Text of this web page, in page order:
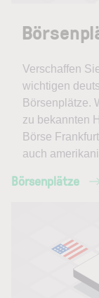
Verschaffen
wichtigen
Börsenplätze.
zu bekannten
Börse
auch
Börsenplätze